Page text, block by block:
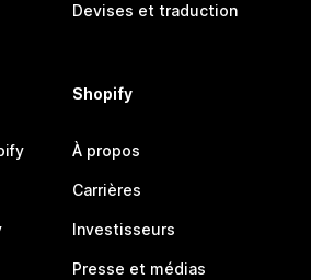
Devises et traduction
Shopify
À propos
Carrières
Investisseurs
Presse et médias